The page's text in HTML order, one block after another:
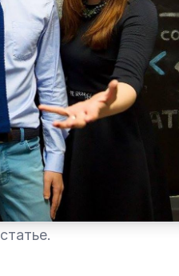
статье.